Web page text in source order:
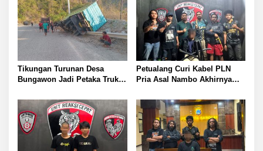
Tikungan Turunan Desa
Bungawon Jadi Petaka Truk
Terperosok dan Rusak Berat
Petualang Curi Kabel PLN
Pria Asal Nambo Akhirnya